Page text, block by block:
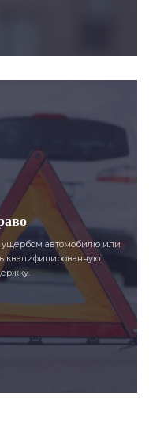
ущербом автомобилю или
квалифицированную